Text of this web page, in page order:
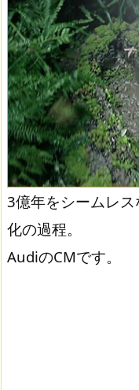
3億年をシームレ
化の過程。
AudiのCMです。